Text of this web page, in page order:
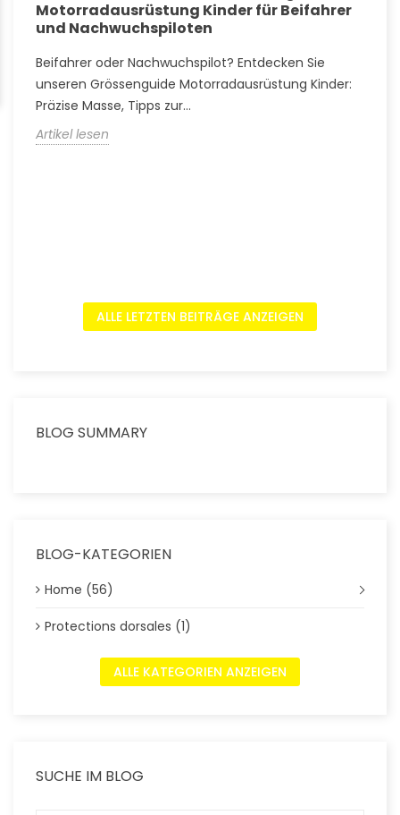
Motorradausrüstung Kinder für Beifahrer
und Nachwuchspiloten
Beifahrer oder Nachwuchspilot? Entdecken Sie
unseren Grössenguide Motorradausrüstung Kinder:
Präzise Masse, Tipps zur...
Artikel lesen
ALLE LETZTEN BEITRÄGE ANZEIGEN
BLOG SUMMARY
BLOG-KATEGORIEN
Home (56)
Protections dorsales (1)
ALLE KATEGORIEN ANZEIGEN
SUCHE IM BLOG